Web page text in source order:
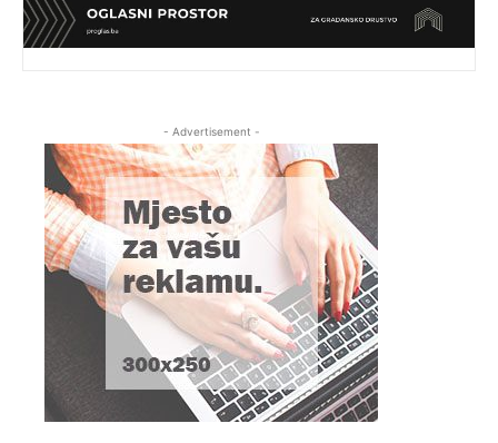
- Advertisement -